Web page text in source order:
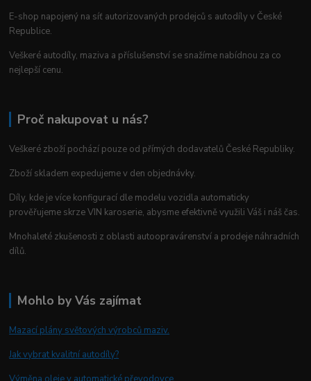
E-shop napojený na síť autorizovaných prodejců s autodíly v České
Republice.
Veškeré autodíly, maziva a příslušenství se snažíme nabídnou za co
nejlepší cenu.
Proč nakupovat u nás?
Veškeré zboží pochází pouze od přímých dodavatelů České Republiky.
Zboží skladem expedujeme v den objednávky.
Díly, kde je více konfigurací dle modelu vozidla automaticky
prověřujeme skrze VIN karoserie, abysme efektivně využili Váš i náš čas.
Mnohaleté zkušenosti z oblasti autoopravárenství a prodeje náhradních
dílů.
Mohlo by Vás zajímat
Mazací plány světových výrobců maziv.
Jak vybrat kvalitní autodíly?